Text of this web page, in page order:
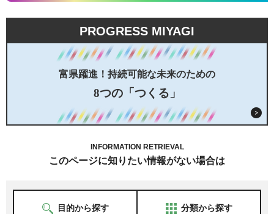
PROGRESS MIYAGI
富県躍進！持続可能な未来のための
8つの「つくる」
INFORMATION RETRIEVAL
このページに知りたい情報がない場合は
目的から探す 分類から探す